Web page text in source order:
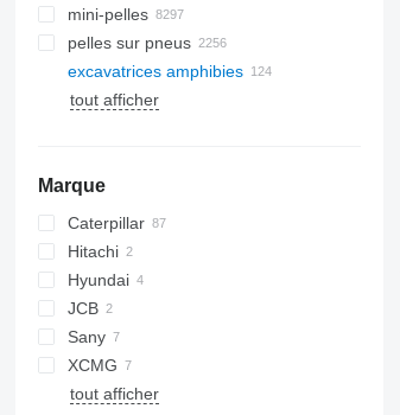
mini-pelles
pelles sur pneus
excavatrices amphibies
tout afficher
Marque
Caterpillar
320
325
330
336
DH
Hitachi
EX
ZX
Hyundai
R-series
JCB
JS
PC
Sany
830
SWE
XCMG
XE
tout afficher